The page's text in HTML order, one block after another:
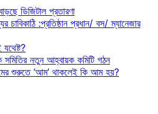
ডিজিটাল প্রতারণা
চাবিকাঠি :প্রতিষ্ঠান প্রধান/ বস/ ম্যানেজার
সমিতির নতুন আহ্বায়ক কমিটি গঠন
শুরুতে ‘আম’ থাকলেই কি আম হয়?